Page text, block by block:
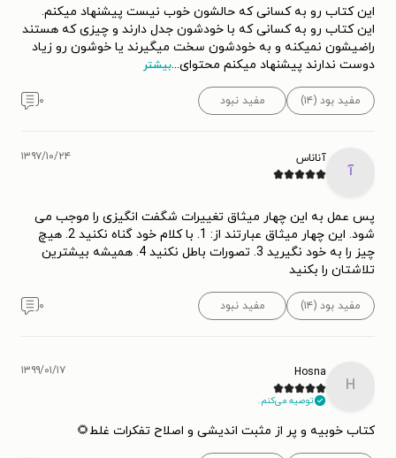
این کتاب رو به کسانی که حالشون خوب نیست پیشنهاد میکنم.
این کتاب رو به کسانی که با خودشون جدل دارند و چیزی که هستند
راضیشون نمیکنه و به خودشون سخت میگیرند یا خوشون رو زیاد
دوست ندارند پیشنهاد میکنم محتوای...بیشتر
مفید بود (۱۴) مفید نبود ۰
آ
آناناس ۱۳۹۷/۱۰/۲۴
پس عمل به این چهار میثاق تغییرات شگفت انگیزی را موجب می
شود. این چهار میثاق عبارتند از: 1. با کلام خود گناه نکنید 2. هیچ
چیز را به خود نگیرید 3. تصورات باطل نکنید 4. همیشه بیشترین
تلاشتان را بکنید
مفید بود (۱۴) مفید نبود ۰
H
Hosna
توصیه می‌کنم.
۱۳۹۹/۰۱/۱۷
کتاب خوبیه و پر از مثبت اندیشی و اصلاح تفکرات غلط🌻